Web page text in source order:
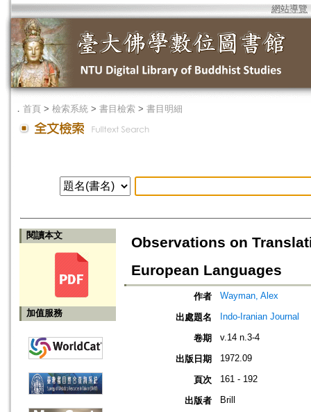
網站導覽
． 首頁 > 檢索系統 > 書目檢索 > 書目明細
閱讀本文
加值服務
Observations on
European Languages
作者 Wayman, Alex
出處題名 Indo-Iranian Journal
卷期 v.14 n.3-4
出版日期 1972.09
頁次 161 - 192
出版者 Brill